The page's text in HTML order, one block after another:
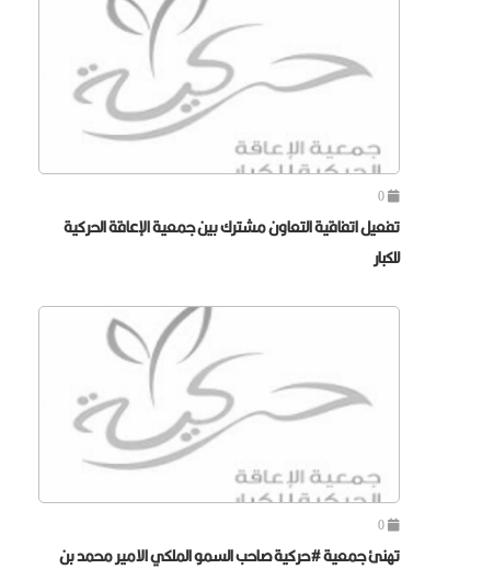
0
تفعيل اتفاقية التعاون مشترك بين جمعية الإعاقة الحركية
للكبار
0
تهنئ جمعية #حركية صاحب السمو الملكي الامير محمد بن